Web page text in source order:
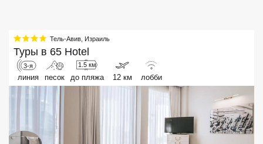
Тель-Авив Израиль
Туры в 65 Hotel
3-я
линия песок
1.5 км
до пляжа 12 км лобби
Бали
Вьетнам
Северный Гоа
Южный Гоа